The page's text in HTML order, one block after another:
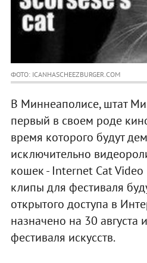
ФОТО: ICANHASCHEEZBURGER.COM
В Миннеаполисе, штат
первый в своем роде
время которого будут
исключительно
кошек - Internet Cat
клипы для фестиваля
открытого доступа в
назначено на 30 августа
фестиваля искусств.